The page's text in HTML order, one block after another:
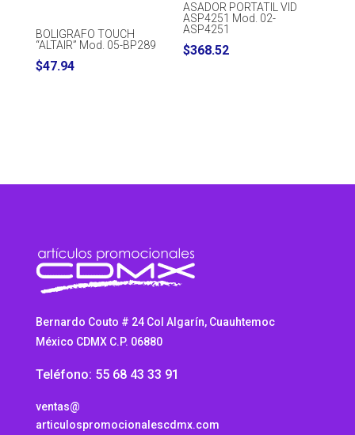
BOLIGRAFO TOUCH
“ALTAIR” Mod. 05-BP289
$47.94
ASADOR PORTATIL VID
ASP4251 Mod. 02-
ASP4251
$368.52
Bernardo Couto # 24 Col Algarín, Cuauhtemoc
México CDMX C.P. 06880
Teléfono: 55 68 43 33 91
ventas@
articulospromocionalescdmx.com